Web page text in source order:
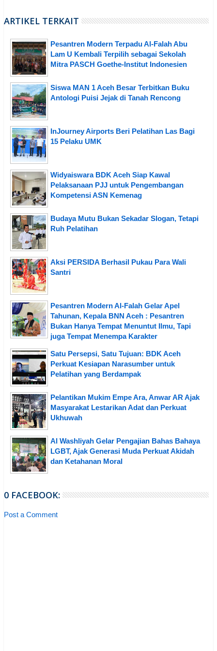
ARTIKEL TERKAIT
Pesantren Modern Terpadu Al-Falah Abu
Lam U Kembali Terpilih sebagai Sekolah
Mitra PASCH Goethe-Institut Indonesien
Siswa MAN 1 Aceh Besar Terbitkan Buku
Antologi Puisi Jejak di Tanah Rencong
InJourney Airports Beri Pelatihan Las Bagi
15 Pelaku UMK
Widyaiswara BDK Aceh Siap Kawal
Pelaksanaan PJJ untuk Pengembangan
Kompetensi ASN Kemenag
Budaya Mutu Bukan Sekadar Slogan, Tetapi
Ruh Pelatihan
Aksi PERSIDA Berhasil Pukau Para Wali
Santri
Pesantren Modern Al-Falah Gelar Apel
Tahunan, Kepala BNN Aceh : Pesantren
Bukan Hanya Tempat Menuntut Ilmu, Tapi
juga Tempat Menempa Karakter
Satu Persepsi, Satu Tujuan: BDK Aceh
Perkuat Kesiapan Narasumber untuk
Pelatihan yang Berdampak
Pelantikan Mukim Empe Ara, Anwar AR Ajak
Masyarakat Lestarikan Adat dan Perkuat
Ukhuwah
Al Washliyah Gelar Pengajian Bahas Bahaya
LGBT, Ajak Generasi Muda Perkuat Akidah
dan Ketahanan Moral
0 FACEBOOK:
Post a Comment